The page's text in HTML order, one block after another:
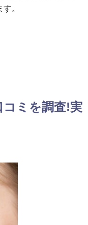
。
ミを調査!実